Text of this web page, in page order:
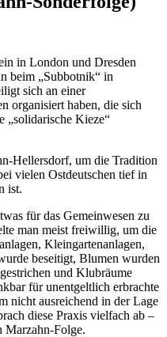
in London und Dresden
beim „Subbotnik“ in
sich an einer
organisiert haben, die sich
„solidarische Kieze“
Hellersdorf, um die Tradition
vielen Ostdeutschen tief in
ist.
für das Gemeinwesen zu
man meist freiwillig, um die
Kleingartenanlagen,
beseitigt, Blumen wurden
und Klubräume
für unentgeltlich erbrachte
nicht ausreichend in der Lage
diese Praxis vielfach ab –
Marzahn-Folge.